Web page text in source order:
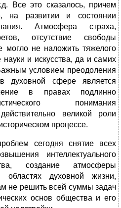
Все это сказалось, причем
на развитии и состоянии
Атмосфера страха,
отсутствие свободы
могло не наложить тяжелого
науки и искусства, да и самих
условием преодоления
духовной сфере является
в правах подлинно
понимания
великой роли
процессе.
сегодня снятие всех
интеллектуального
создание атмосферы
областях духовной жизни,
не решить всей суммы задач
основ общества и его